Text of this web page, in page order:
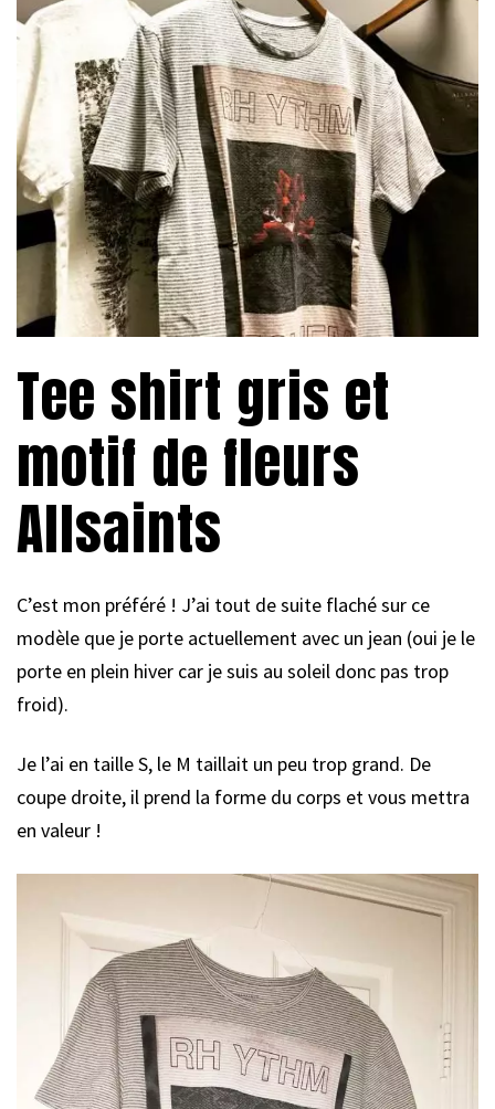
Tee shirt gris et
motif de fleurs
Allsaints
C’est mon préféré ! J’ai tout de suite flaché sur ce
modèle que je porte actuellement avec un jean (oui je le
porte en plein hiver car je suis au soleil donc pas trop
froid).
Je l’ai en taille S, le M taillait un peu trop grand. De
coupe droite, il prend la forme du corps et vous mettra
en valeur !